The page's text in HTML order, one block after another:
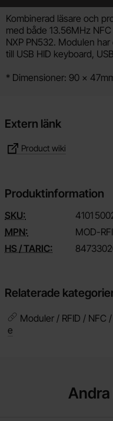
Kombinerad läsare och
med både 13.56MHz
NXP PN532. Modulen
till USB HID keyboard,
* Dimensioner: 90 x
Extern länk
Product wiki
Produktinformation
SKU: 4101
MPN:
MOD-
HS / TARIC:
Relaterade
Moduler / RFID / NFC /
e